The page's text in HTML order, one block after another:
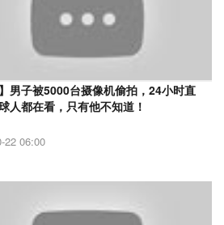
】男子被5000台摄像机偷拍，24小时直
人都在看，只有他不知道！
22 06:00